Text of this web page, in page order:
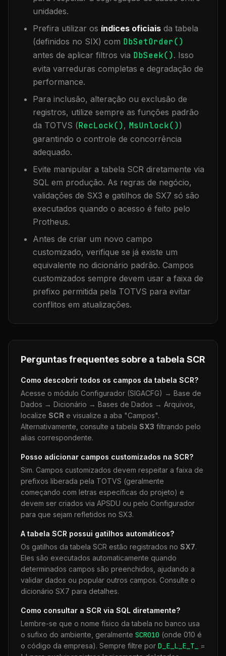
unidades.
Prefira utilizar os índices oficiais da tabela
(definidos no SIX) com DbSetOrder()
antes de aplicar filtros via DbSeek(). Isso
evita varreduras completas e degradação de
performance.
Para inclusão, alteração ou exclusão de
registros, utilize sempre as funções padrão
da TOTVS (RecLock(), MsUnlock())
garantindo o controle de concorrência
adequado.
Evite manipular a tabela SCR diretamente via
SQL em produção. As regras de negócio,
validações de SX3 e gatilhos de SX7 só são
executados quando o acesso é feito pelo
Protheus.
Antes de criar um novo campo
customizado, verifique se já existe um
equivalente no dicionário padrão. Campos
customizados sempre devem usar a faixa de
prefixo permitida pela TOTVS para evitar
conflitos em atualizações.
Perguntas frequentes sobre a tabela SCR
Como descobrir todos os campos da tabela SCR?
Acesse o módulo Configurador (SIGACFG) → Base de
Dados → Dicionário → Bases de Dados → Arquivos,
localize SCR e visualize a aba "Campos".
Alternativamente, consulte a tabela SX3 filtrando pelo
alias correspondente.
Posso adicionar campos customizados na SCR?
Sim. Campos customizados devem respeitar a faixa de
prefixos liberada pela TOTVS (geralmente
começando com letras específicas do projeto) e
devem ser criados via APSDU ou pelo Configurador
para que sejam refletidos no SX3.
A tabela SCR possui gatilhos automáticos?
Os gatilhos da tabela SCR estão registrados no SX7.
Eles são executados automaticamente quando
determinados campos são preenchidos, ajudando a
validar dados ou popular outros campos. Consulte o
dicionário SX7 para detalhes.
Como consultar a SCR via SQL diretamente?
Lembre-se que o nome físico da tabela no banco usa
o sufixo do ambiente, geralmente SCR010 (onde 010 é
o código da empresa). Sempre filtre por D_E_L_E_T_
=